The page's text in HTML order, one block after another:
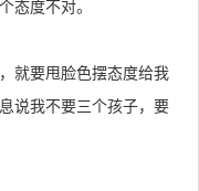
态度不对。
就要甩脸色摆态度给我
说我不要三个孩子，要